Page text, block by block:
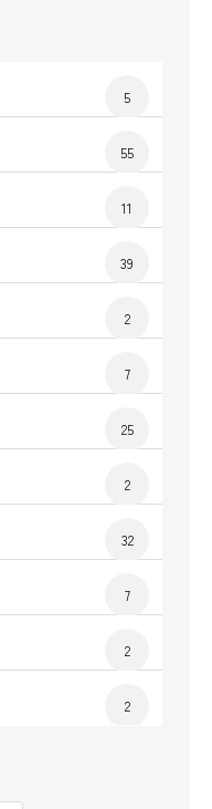
5
55
11
39
2
7
25
2
32
7
2
2